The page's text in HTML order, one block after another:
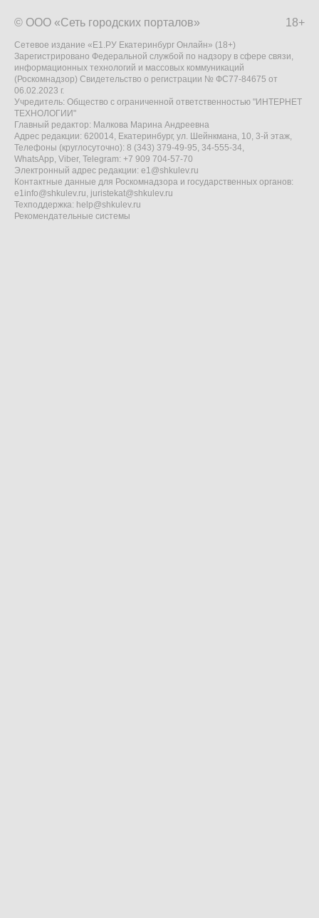
18+
© ООО «Сеть городских порталов»
Сетевое издание «Е1.РУ Екатеринбург Онлайн» (18+)
Зарегистрировано Федеральной службой по надзору в сфере связи,
информационных технологий и массовых коммуникаций
(Роскомнадзор) Свидетельство о регистрации № ФС77-84675 от
06.02.2023 г.
Учредитель: Общество с ограниченной ответственностью "ИНТЕРНЕТ
ТЕХНОЛОГИИ"
Главный редактор: Малкова Марина Андреевна
Адрес редакции: 620014, Екатеринбург, ул. Шейнкмана, 10, 3-й этаж,
Телефоны (круглосуточно): 8 (343) 379-49-95, 34-555-34,
WhatsApp, Viber, Telegram: +7 909 704-57-70
Электронный адрес редакции: e1@shkulev.ru
Контактные данные для Роскомнадзора и государственных органов:
e1info@shkulev.ru, juristekat@shkulev.ru
Техподдержка: help@shkulev.ru
Рекомендательные системы